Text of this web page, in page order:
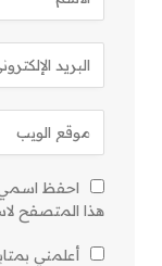
احفظ اسمي،
هذا المتصفح
أعلمني